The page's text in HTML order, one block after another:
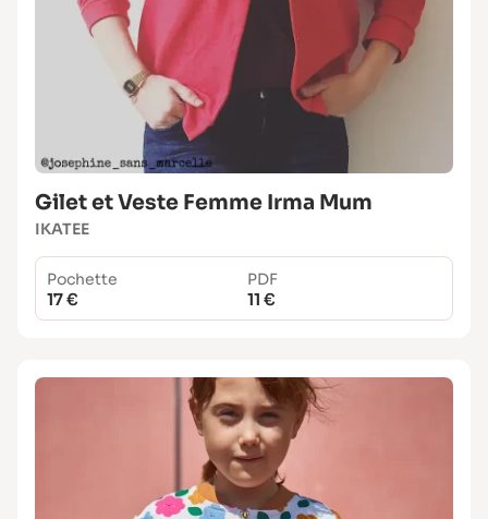
Gilet et Veste Femme Irma Mum
IKATEE
Pochette
17 €
PDF
11 €